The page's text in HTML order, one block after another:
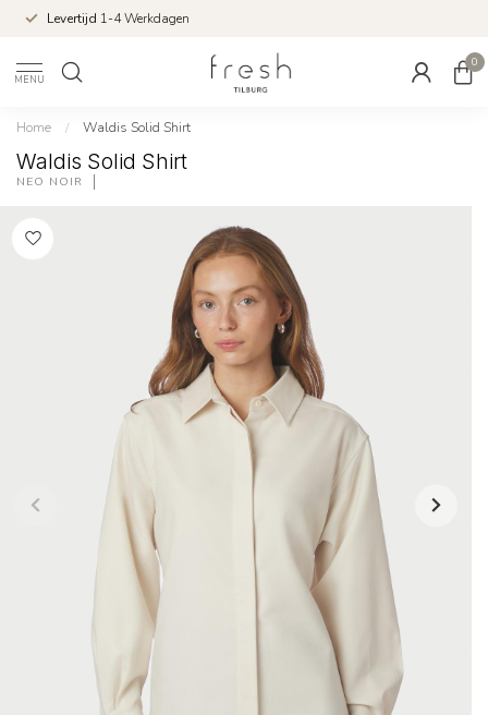
Levertijd 1-4 Werkdagen
MENU
0
Home / Waldis Solid Shirt
Waldis Solid Shirt
NEO NOIR